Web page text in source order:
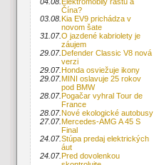
Čína?
03.08.Kia EV9 prichádza v
novom šate
31.07.O jazdené kabriolety je
záujem
29.07.Defender Classic V8 nová
verzi
29.07.Honda osviežuje ikony
29.07.MINI oslavuje 25 rokov
pod BMW
28.07.Pogačar vyhral Tour de
France
28.07.Nové ekologické autobusy
27.07.Mercedes-AMG A 45 S
Final
24.07.Stúpa predaj elektrických
áut
24.07.Pred dovolenkou